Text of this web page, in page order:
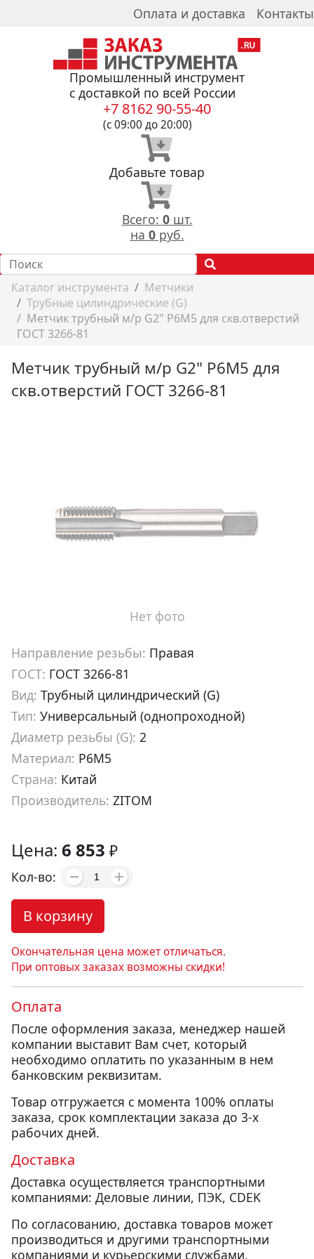
Оплата и доставка Контакты
Промышленный инструмент
с доставкой по всей России
+7 8162 90-55-40
(с 09:00 до 20:00)
Добавьте товар
Всего: 0шт.
на 0руб.
Каталог инструмента
Метчики
Трубные цилиндрические (G)
Метчик трубный м/р G2" Р6М5 для скв.отверстий
ГОСТ 3266-81
Метчик трубный м/р G2" Р6М5 для
скв.отверстий ГОСТ 3266-81
Нет фото
Направление резьбы: Правая
ГОСТ: ГОСТ 3266-81
Вид: Трубный цилиндрический (G)
Тип: Универсальный (однопроходной)
Диаметр резьбы (G): 2
Материал: Р6М5
Страна: Китай
Производитель: ZITOM
Цена: 6 853 ₽
Кол-во:
В корзину
Окончательная цена может отличаться.
При оптовых заказах возможны скидки!
Оплата
После оформления заказа, менеджер нашей
компании выставит Вам счет, который
необходимо оплатить по указанным в нем
банковским реквизитам.
Товар отгружается с момента 100% оплаты
заказа, срок комплектации заказа до 3-х
рабочих дней.
Доставка
Доставка осуществляется транспортными
компаниями: Деловые линии, ПЭК, CDEK
По согласованию, доставка товаров может
производиться и другими транспортными
компаниями и курьерскими службами.